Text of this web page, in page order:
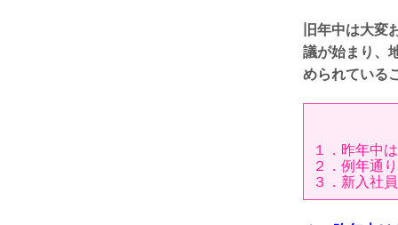
旧年中は大変
議が始まり、
められている
１．昨年中
２．例年通
３．新入社